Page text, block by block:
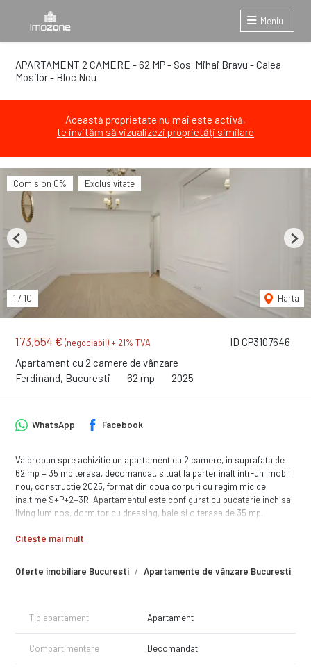
Meniu
APARTAMENT 2 CAMERE - 62 MP - Sos. Mihai Bravu - Calea
Mosilor - Bloc Nou
Această proprietate nu mai este activă,
te invităm să vizualizezi proprietăți similare
ID CP3107646
173,554 € (negociabil) + 21% TVA
Apartament cu 2 camere de vânzare
Ferdinand, Bucuresti
62 mp 2025
Comision 0% Exclusivitate
1 / 10 Harta
Previous Next
Oferte imobiliare Bucuresti Apartamente de vânzare Bucuresti
WhatsApp Facebook
Va propun spre achizitie un apartament cu 2 camere, in suprafata de
62 mp + 35 mp terasa, decomandat, situat la parter inalt intr-un imobil
nou, constructie 2025, format din doua corpuri cu regim mic de
inaltime S+P+2+3R. Apartamentul este configurat cu bucatarie inchisa,
living luminos, dormitor cu dressing, baie si o terasa de 35 mp.
orasului, a mijloacelor de transport in comun, centre comerciale,
Imobil finalizat cu disponibilitate imediata.
Suna acum pentru a programa o vizionare!
Ionut Serban - 0742.400.300
Citește mai mult
Tip apartament Apartament
Compartimentare Decomandat